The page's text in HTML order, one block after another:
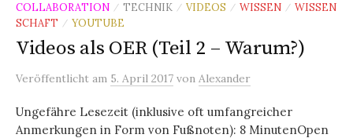
COLLABORATION / TECHNIK / VIDEOS / WISSEN / WISSEN
SCHAFT
/ YOUTUBE
Videos als OER (Teil 2 – Warum?)
Veröffentlicht am 5. April 2017 von Alexander
Ungefähre Lesezeit (inklusive oft umfangreicher
Anmerkungen in Form von Fußnoten): 8 MinutenOpen